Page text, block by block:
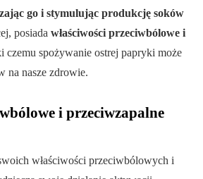
go i stymulując produkcję soków
posiada właściwości przeciwbólowe i
czemu spożywanie ostrej papryki może
na nasze zdrowie.
i przeciwzapalne
właściwości przeciwbólowych i